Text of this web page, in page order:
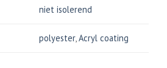
niet isolerend
polyester,Acryl coating